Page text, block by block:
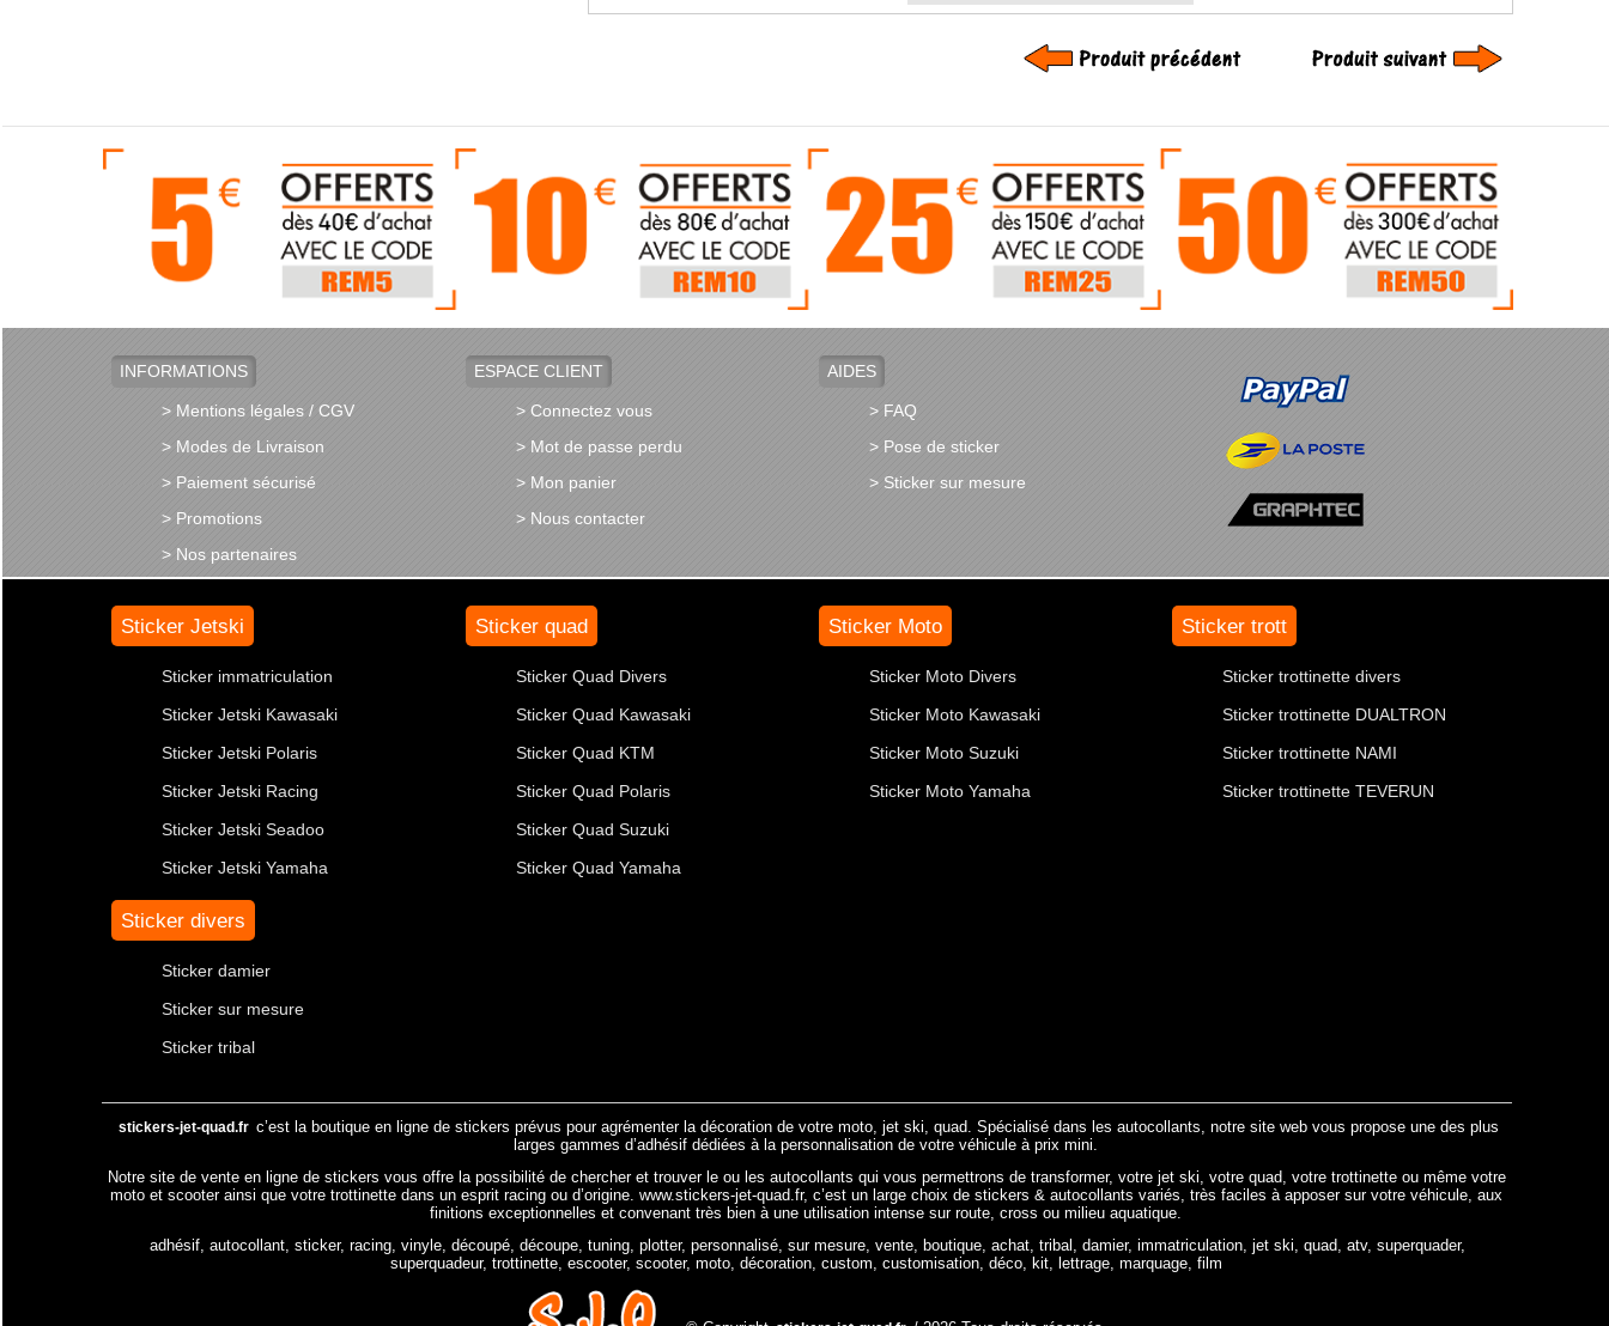
INFORMATIONS
> Mentions légales / CGV
> Modes de Livraison
> Paiement sécurisé
> Promotions
> Nos partenaires
ESPACE CLIENT
> Connectez vous
> Mot de passe perdu
> Mon panier
> Nous contacter
AIDES
> FAQ
> Pose de sticker
> Sticker sur mesure
Sticker Jetski
Sticker immatriculation
Sticker Jetski Kawasaki
Sticker Jetski Polaris
Sticker Jetski Racing
Sticker Jetski Seadoo
Sticker Jetski Yamaha
Sticker quad
Sticker Quad Divers
Sticker Quad Kawasaki
Sticker Quad KTM
Sticker Quad Polaris
Sticker Quad Suzuki
Sticker Quad Yamaha
Sticker Moto
Sticker Moto Divers
Sticker Moto Kawasaki
Sticker Moto Suzuki
Sticker Moto Yamaha
Sticker trott
Sticker trottinette divers
Sticker trottinette DUALTRON
Sticker trottinette NAMI
Sticker trottinette TEVERUN
Sticker divers
Sticker damier
Sticker sur mesure
Sticker tribal
stickers-jet-quad.fr c’est la boutique en ligne de stickers prévus pour agrémenter la décoration de votre moto, jet ski, quad. Spécialisé dans les autocollants, notre site web vous propose une des plus
larges gammes d’adhésif dédiées à la personnalisation de votre véhicule à prix mini.
Notre site de vente en ligne de stickers vous offre la possibilité de chercher et trouver le ou les autocollants qui vous permettrons de transformer, votre jet ski, votre quad, votre trottinette ou même votre
moto et scooter ainsi que votre trottinette dans un esprit racing ou d’origine. www.stickers-jet-quad.fr, c’est un large choix de stickers & autocollants variés, très faciles à apposer sur votre véhicule, aux
finitions exceptionnelles et convenant très bien à une utilisation intense sur route, cross ou milieu aquatique.
adhésif, autocollant, sticker, racing, vinyle, découpé, découpe, tuning, plotter, personnalisé, sur mesure, vente, boutique, achat, tribal, damier, immatriculation, jet ski, quad, atv, superquader,
superquadeur, trottinette, escooter, scooter, moto, décoration, custom, customisation, déco, kit, lettrage, marquage, film